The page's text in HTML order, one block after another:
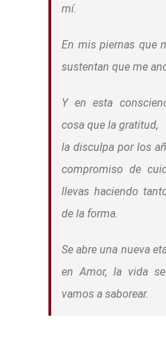
mí.
En mis piernas que
sustentan que me
Y en esta
cosa que la gratitud,
la disculpa por los
compromiso de
llevas haciendo
de la forma.
Se abre una nueva
en Amor, la vida
vamos a saborear.